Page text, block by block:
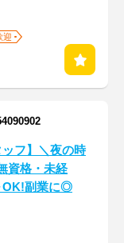
迎
ッフ】＼夜の時
資格・未経
OK!副業に◎